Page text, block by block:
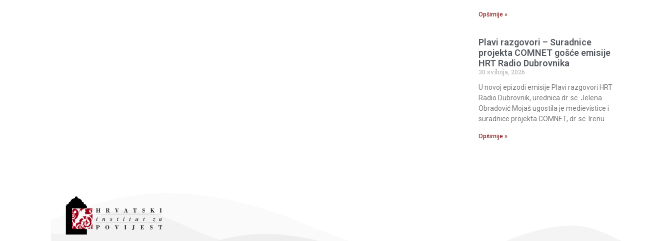
Opširnije »
Plavi razgovori – Suradnice
projekta COMNET gošće emisije
HRT Radio Dubrovnika
30 svibnja, 2026
U novoj epizodi emisije Plavi razgovori HRT
Radio Dubrovnik, urednica dr. sc. Jelena
Obradović Mojaš ugostila je medievistice i
suradnice projekta COMNET, dr. sc. Irenu
Opširnije »